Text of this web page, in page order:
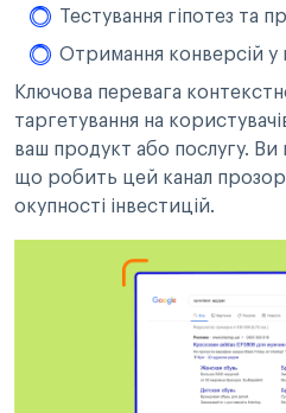
Тестування гіпотез та
Отримання конверсій у
Ключова перевага
таргетування на
ваш продукт або послугу. Ви
що робить цей канал
окупності інвестицій.